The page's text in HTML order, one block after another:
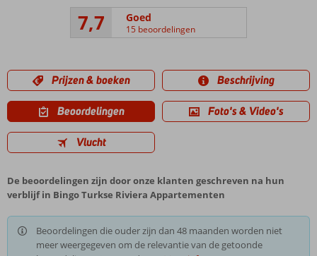
7,7 Goed
15 beoordelingen
Prijzen & boeken Beschrijving
Beoordelingen Foto's & Video's
Vlucht
De beoordelingen zijn door onze klanten geschreven na hun
verblijf in Bingo Turkse Riviera Appartementen
Beoordelingen die ouder zijn dan 48 maanden worden niet
meer weergegeven om de relevantie van de getoonde